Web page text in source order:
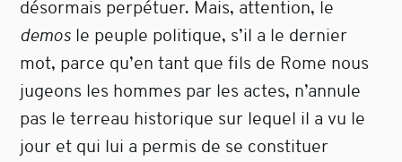
désormais perpétuer. Mais, attention, le
demos le peuple politique, s’il a le dernier
mot, parce qu’en tant que fils de Rome nous
jugeons les hommes par les actes, n’annule
pas le terreau historique sur lequel il a vu le
jour et qui lui a permis de se constituer